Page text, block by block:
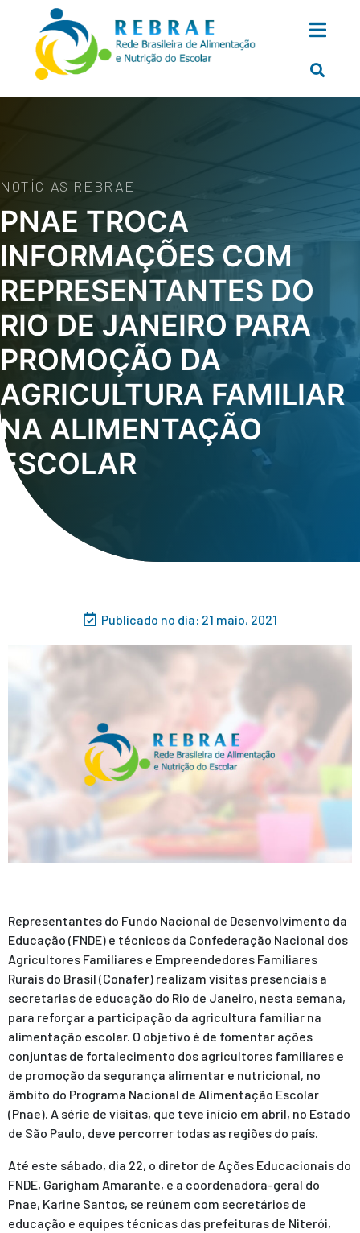
NOTÍCIAS REBRAE
PNAE TROCA
INFORMAÇÕES COM
REPRESENTANTES DO
RIO DE JANEIRO PARA
PROMOÇÃO DA
AGRICULTURA FAMILIAR
NA ALIMENTAÇÃO
ESCOLAR
Publicado no dia: 21 maio, 2021
Representantes do Fundo Nacional de Desenvolvimento da
Educação (FNDE) e técnicos da Confederação Nacional dos
Agricultores Familiares e Empreendedores Familiares
Rurais do Brasil (Conafer) realizam visitas presenciais a
secretarias de educação do Rio de Janeiro, nesta semana,
para reforçar a participação da agricultura familiar na
alimentação escolar. O objetivo é de fomentar ações
conjuntas de fortalecimento dos agricultores familiares e
de promoção da segurança alimentar e nutricional, no
âmbito do Programa Nacional de Alimentação Escolar
(Pnae). A série de visitas, que teve início em abril, no Estado
de São Paulo, deve percorrer todas as regiões do país.
Até este sábado, dia 22, o diretor de Ações Educacionais do
FNDE, Garigham Amarante, e a coordenadora-geral do
Pnae, Karine Santos, se reúnem com secretários de
educação e equipes técnicas das prefeituras de Niterói,